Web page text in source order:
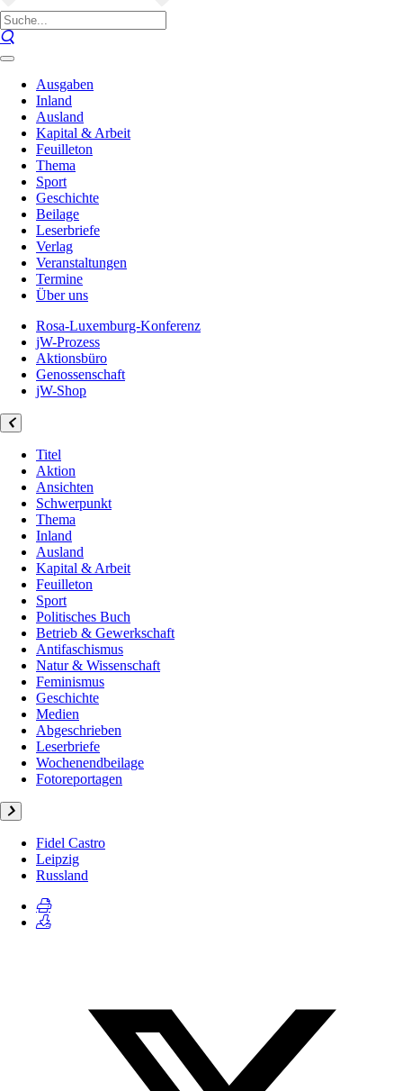
Ausgaben
Inland
Ausland
Kapital & Arbeit
Feuilleton
Thema
Sport
Geschichte
Beilage
Leserbriefe
Verlag
Veranstaltungen
Termine
Über uns
Rosa-Luxemburg-Konferenz
jW-Prozess
Aktionsbüro
Genossenschaft
jW-Shop
Titel
Aktion
Ansichten
Schwerpunkt
Thema
Inland
Ausland
Kapital & Arbeit
Feuilleton
Sport
Politisches Buch
Betrieb & Gewerkschaft
Antifaschismus
Natur & Wissenschaft
Feminismus
Geschichte
Medien
Abgeschrieben
Leserbriefe
Wochenendbeilage
Fotoreportagen
Fidel Castro
Leipzig
Russland